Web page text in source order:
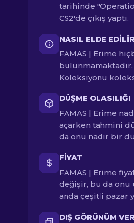
tarihinde
CS2'de çıkış yaptı.
NASIL ELDE EDILIR
FAMAS | Erime
bulunmamaktadır.
Koleksiyonu
DÜŞME OLASILIĞI
FAMAS | Erime
açarken tahmini
da onu nadir bir
FIYAT
FAMAS | Erime
değişir, bu da onu
anda çeşitli pazar
DIŞ GÖRÜNÜM